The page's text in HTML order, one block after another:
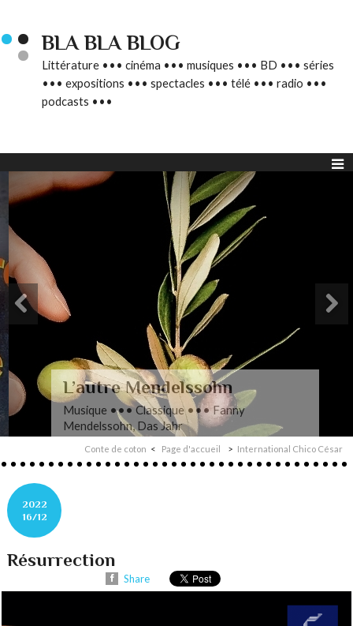
BLA BLA BLOG
Littérature ••• cinéma ••• musiques ••• BD ••• séries
••• expositions ••• spectacles ••• télé ••• radio •••
podcasts •••
L’autre Mendelssohn
Musique ••• Classique ••• Fanny
Mendelssohn, Das Jahr
Conte de coton Page d'accueil International Chico César
2022
16/12
Résurrection
Share